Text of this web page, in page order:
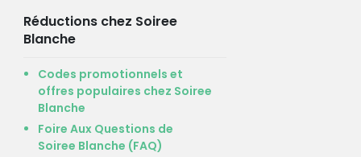
Réductions chez Soiree
Blanche
Codes promotionnels et
offres populaires chez Soiree
Blanche
Foire Aux Questions de
Soiree Blanche (FAQ)